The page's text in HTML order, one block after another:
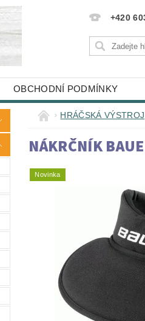
+420
OBCHODNÍ PODMÍNKY
HRÁČSKÁ VÝSTROJ
NÁKRČNÍK
Novinka